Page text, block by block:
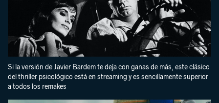
Si la versión de Javier Bardem te deja con ganas de más, este clásico
del thriller psicológico está en streaming y es sencillamente superior
a todos los remakes